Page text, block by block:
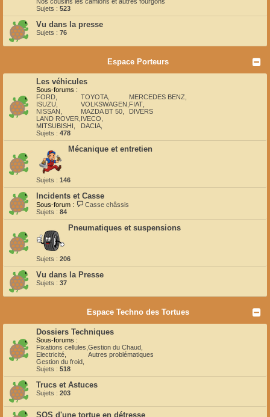
Sujets : 523
Vu dans la presse
Sujets : 76
Espace Porteurs
Les véhicules
Sous-forums :
FORD
ISUZU
NISSAN
LAND ROVER
MITSUBISHI
TOYOTA
VOLKSWAGEN
MAZDA BT 50
IVECO
DACIA
MERCEDES BENZ
FIAT
DIVERS
Sujets : 478
Mécanique et entretien
Sujets : 146
Incidents et Casse
Sous-forum :
Casse châssis
Sujets : 84
Pneumatiques et suspensions
Sujets : 206
Vu dans la Presse
Sujets : 37
Espace Techno des Tortues
Dossiers Techniques
Sous-forums :
Fixations cellules
Electricité
Gestion du froid
Gestion du Chaud
Autres problématiques
Sujets : 518
Trucs et Astuces
Sujets : 203
SOS d'une tortue en détresse